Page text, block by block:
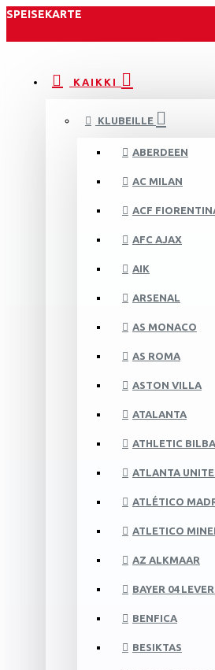
SPEISEKARTE
KAIKKI
KLUBEILLE
ABERDEEN
AC MILAN
ACF
AFC AJAX
AIK
ARSENAL
AS MONACO
AS ROMA
ASTON VILLA
ATALANTA
ATHLETIC
ATLANTA
ATLÉTICO
ATLETICO
AZ ALKMAAR
BAYER 04
BENFICA
BESIKTAS